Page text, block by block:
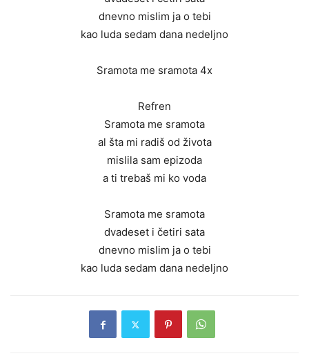
dnevno mislim ja o tebi
kao luda sedam dana nedeljno
Sramota me sramota 4x
Refren
Sramota me sramota
al šta mi radiš od života
mislila sam epizoda
a ti trebaš mi ko voda
Sramota me sramota
dvadeset i četiri sata
dnevno mislim ja o tebi
kao luda sedam dana nedeljno